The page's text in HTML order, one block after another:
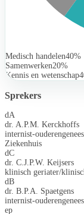
Medisch handelen40%
Samenwerken20%
Kennis en wetenschap
Sprekers
dA
dr. A.P.M. Kerckhoffs
internist-
Ziekenhuis
dC
dr. C.J.P.W. Keijsers
klinisch geriater/
dB
dr. B.P.A. Spaetgens
internist-
ep